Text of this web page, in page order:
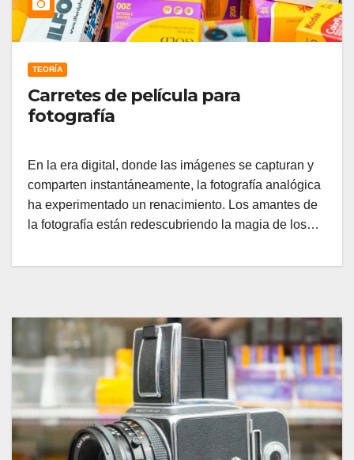
TEORÍA
Carretes de película para
fotografía
En la era digital, donde las imágenes se capturan y
comparten instantáneamente, la fotografía analógica
ha experimentado un renacimiento. Los amantes de
la fotografía están redescubriendo la magia de los…